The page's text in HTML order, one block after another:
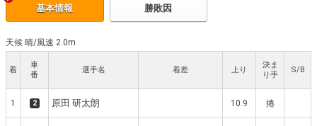
基本情報 勝敗因
天候 晴/風速 2.0m
着
車
番
選手名 着差 上り
決ま
り手
S/B
1 2 原田 研太朗 10.9 捲